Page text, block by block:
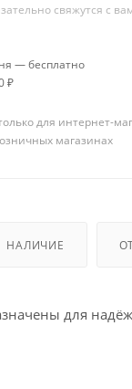
свяжутся с
— бесплатно
₽
для интернет-
магазинах
НАЛИЧИЕ
для